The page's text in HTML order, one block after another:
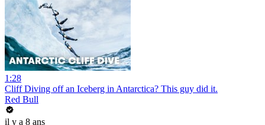
1:28
Cliff Diving off an Iceberg in Antarctica? This guy did it.
Red Bull
il y a 8 ans